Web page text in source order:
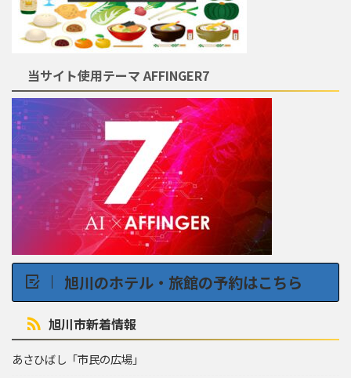
当サイト使用テーマ AFFINGER7
旭川のホテル・旅館の予約はこちら
旭川市新着情報
あさひばし「市民の広場」